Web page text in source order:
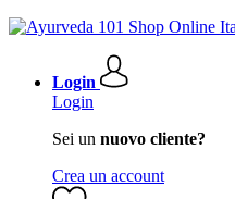
Login
Login
Sei un nuovo cliente?
Crea un account